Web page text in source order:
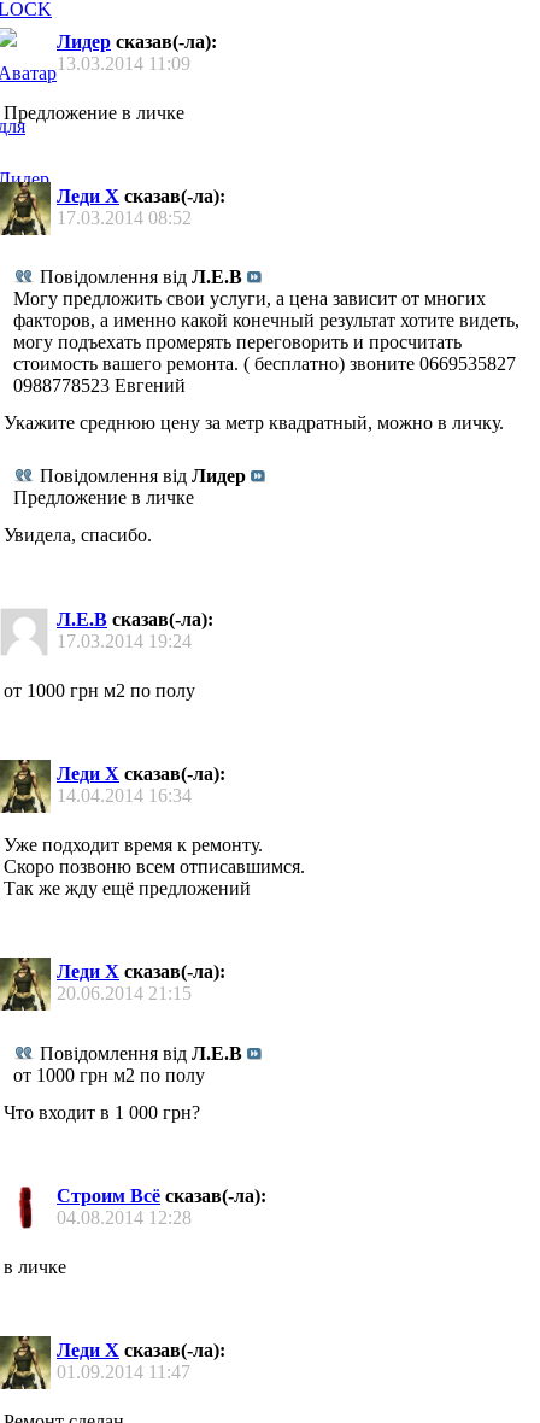
Лидер сказав(-ла):
13.03.2014 11:09
Предложение в личке
Леди Х сказав(-ла):
17.03.2014 08:52
Повідомлення від Л.Е.В
Могу предложить свои услуги, а цена зависит от многих
факторов, а именно какой конечный результат хотите видеть,
могу подъехать промерять переговорить и просчитать
стоимость вашего ремонта. ( бесплатно) звоните 0669535827
0988778523 Евгений
Укажите среднюю цену за метр квадратный, можно в личку.
Повідомлення від Лидер
Предложение в личке
Увидела, спасибо.
Л.Е.В сказав(-ла):
17.03.2014 19:24
от 1000 грн м2 по полу
Леди Х сказав(-ла):
14.04.2014 16:34
Уже подходит время к ремонту.
Скоро позвоню всем отписавшимся.
Так же жду ещё предложений
Леди Х сказав(-ла):
20.06.2014 21:15
Повідомлення від Л.Е.В
от 1000 грн м2 по полу
Что входит в 1 000 грн?
Строим Всё сказав(-ла):
04.08.2014 12:28
в личке
Леди Х сказав(-ла):
01.09.2014 11:47